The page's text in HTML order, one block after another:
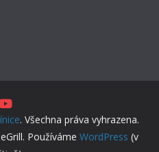
. Všechna práva vyhrazena.
Používáme WordPress (v